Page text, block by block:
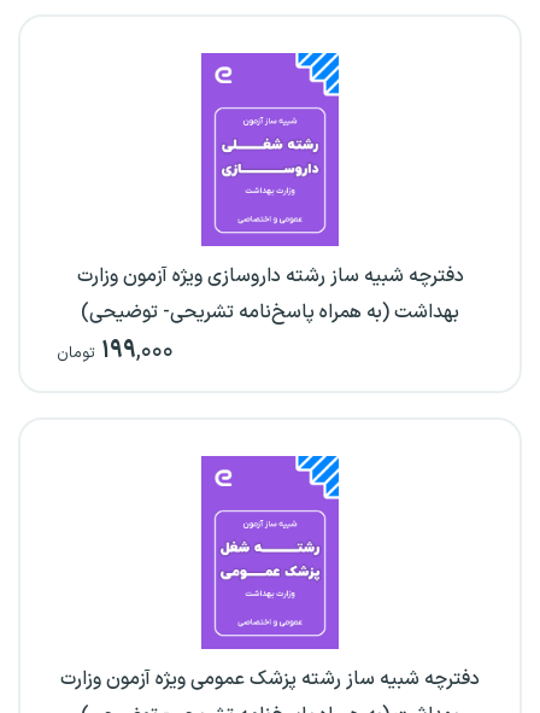
دفترچه شبیه ساز رشته داروسازی ویژه آزمون وزارت
بهداشت (به همراه پاسخ‌نامه تشریحی- توضیحی)
۱۹۹,۰۰۰ تومان
دفترچه شبیه ساز رشته پزشک عمومی ویژه آزمون وزارت